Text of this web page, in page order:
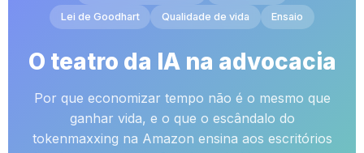
Lei de Goodhart
Qualidade de vida Ensaio
O teatro da IA na advocacia
Por que economizar tempo não é o mesmo que
ganhar vida, e o que o escândalo do
tokenmaxxing na Amazon ensina aos escritórios